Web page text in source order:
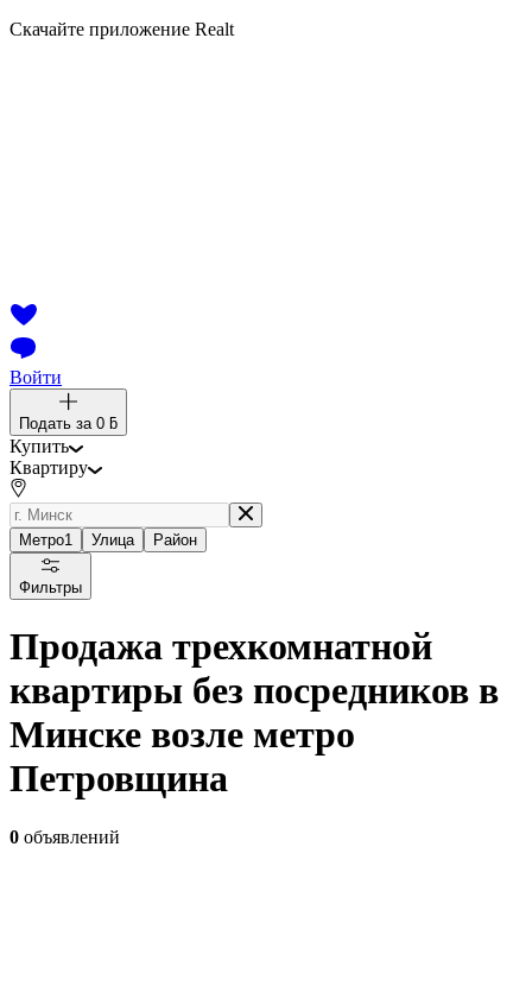
Скачайте приложение Realt
Войти
Подать за 0 ƃ
Купить
Квартиру
Метро1 Улица Район
Фильтры
Продажа трехкомнатной
квартиры без посредников в
Минске возле метро
Петровщина
0 объявлений